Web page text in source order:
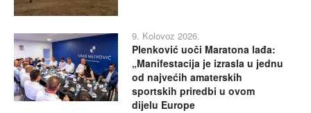
9. Kolovoz 2026.
Plenković uoči Maratona lađa:
„Manifestacija je izrasla u jednu
od najvećih amaterskih
sportskih priredbi u ovom
dijelu Europe